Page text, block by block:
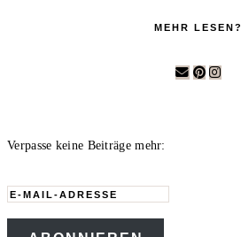
MEHR LESEN?
Verpasse keine Beiträge mehr:
E-
Mail-